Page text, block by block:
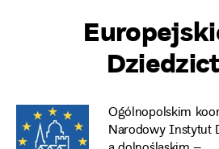
Ogólnopolskim
Narodowy Instytut